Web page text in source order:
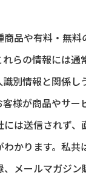
品や有料・無
らの情報には
別情報と関係
様が商品やサ
は送信されず
かります。私
メールマガジ